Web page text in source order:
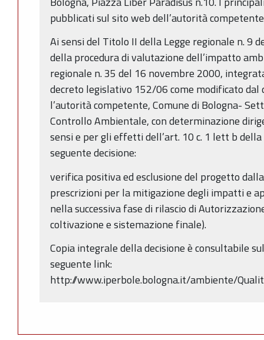
pubblicati sul sito web dell’autorità
Ai sensi del Titolo II della Legge regionale n. 9
della procedura di valutazione dell’impatto
regionale n. 35 del 16 novembre 2000,
decreto legislativo 152/06 come modificato
l’autorità competente, Comune di Bologna-
Controllo Ambientale, con determinazione
sensi e per gli effetti dell’art. 10 c. 1 lett b
seguente decisione:
verifica positiva ed esclusione del progetto
prescrizioni per la mitigazione degli impatti e
nella successiva fase di rilascio di
coltivazione e sistemazione finale).
Copia integrale della decisione è consultabile
seguente link:
http://www.iperbole.bologna.it/ambiente/